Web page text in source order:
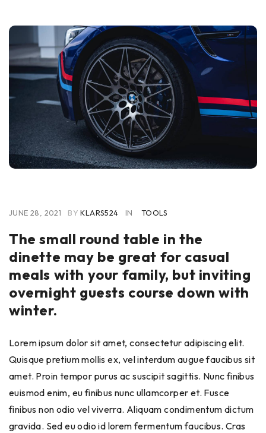
JUNE 28, 2021 BY KLARS524 IN TOOLS
The small round table in the
dinette may be great for casual
meals with your family, but inviting
overnight guests course down with
winter.
Lorem ipsum dolor sit amet, consectetur adipiscing elit.
Quisque pretium mollis ex, vel interdum augue faucibus sit
amet. Proin tempor purus ac suscipit sagittis. Nunc finibus
euismod enim, eu finibus nunc ullamcorper et. Fusce
finibus non odio vel viverra. Aliquam condimentum dictum
gravida. Sed eu odio id lorem fermentum faucibus. Cras